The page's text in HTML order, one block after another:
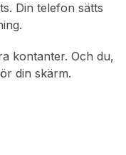
Din telefon sätts
kontanter. Och du,
din skärm.